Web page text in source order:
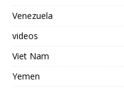
Venezuela
videos
Viet Nam
Yemen